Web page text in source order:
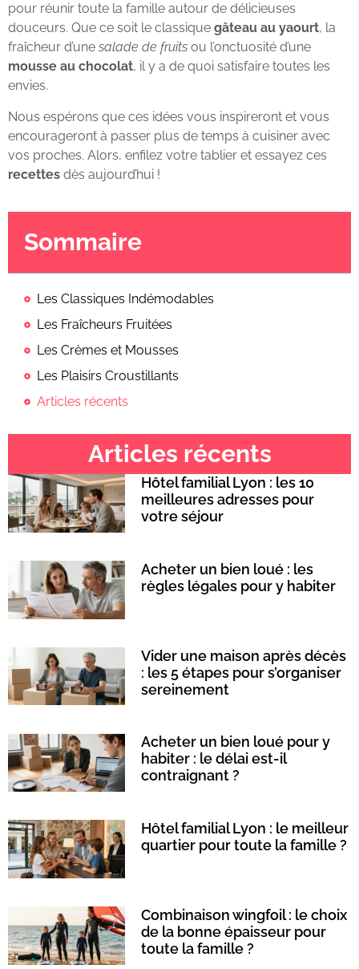
pour réunir toute la famille autour de délicieuses
douceurs. Que ce soit le classique gâteau au yaourt, la
fraîcheur d’une salade de fruits ou l’onctuosité d’une
mousse au chocolat, il y a de quoi satisfaire toutes les
envies.
Nous espérons que ces idées vous inspireront et vous
encourageront à passer plus de temps à cuisiner avec
vos proches. Alors, enfilez votre tablier et essayez ces
recettes dès aujourd’hui !
Sommaire
Les Classiques Indémodables
Les Fraîcheurs Fruitées
Les Crèmes et Mousses
Les Plaisirs Croustillants
Articles récents
Articles récents
Hôtel familial Lyon : les 10
meilleures adresses pour
votre séjour
Acheter un bien loué : les
règles légales pour y habiter
Vider une maison après décès
: les 5 étapes pour s’organiser
sereinement
Acheter un bien loué pour y
habiter : le délai est-il
contraignant ?
Hôtel familial Lyon : le meilleur
quartier pour toute la famille ?
Combinaison wingfoil : le choix
de la bonne épaisseur pour
toute la famille ?